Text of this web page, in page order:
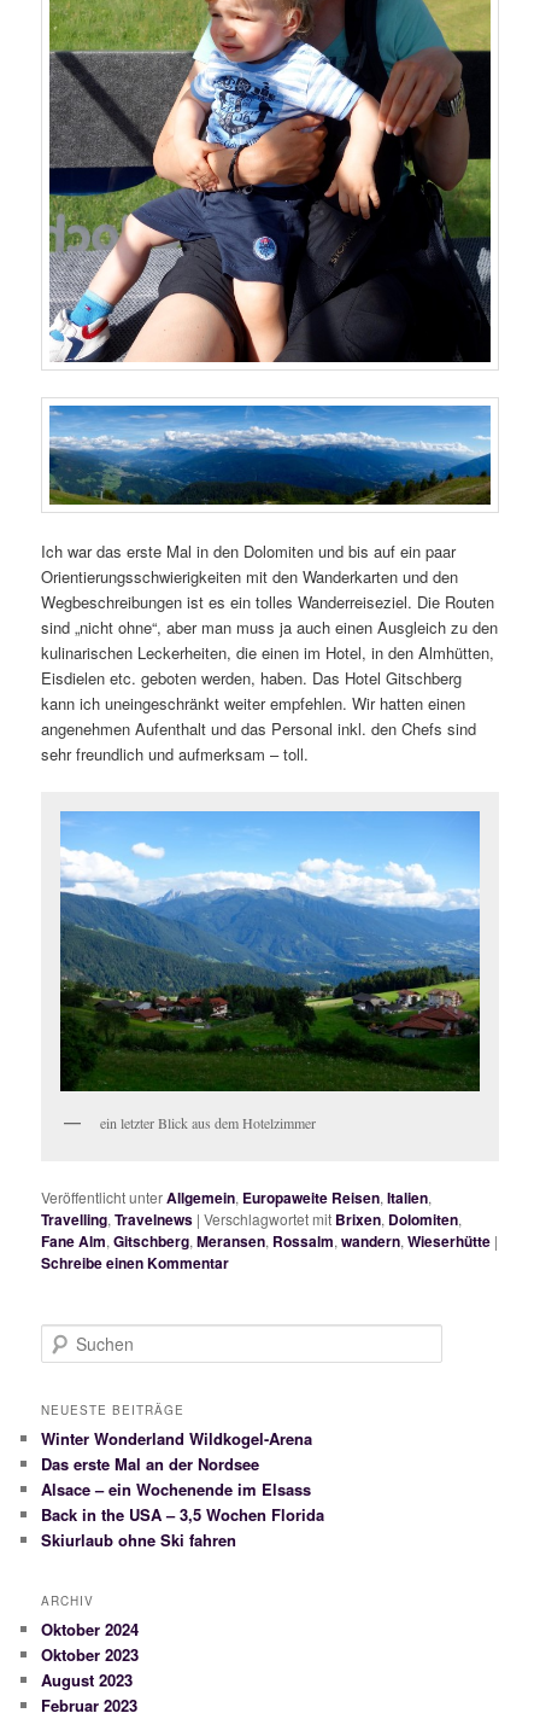
Ich war das erste Mal in den Dolomiten und bis auf ein paar
Orientierungsschwierigkeiten mit den Wanderkarten und den
Wegbeschreibungen ist es ein tolles Wanderreiseziel. Die Routen
sind „nicht ohne“, aber man muss ja auch einen Ausgleich zu den
kulinarischen Leckerheiten, die einen im Hotel, in den Almhütten,
Eisdielen etc. geboten werden, haben. Das Hotel Gitschberg
kann ich uneingeschränkt weiter empfehlen. Wir hatten einen
angenehmen Aufenthalt und das Personal inkl. den Chefs sind
sehr freundlich und aufmerksam – toll.
ein letzter Blick aus dem Hotelzimmer
Veröffentlicht unterAllgemein, Europaweite Reisen,Italien,
Travelling,Travelnews |Verschlagwortet mit Brixen, Dolomiten,
Fane Alm,Gitschberg,Meransen, Rossalm,wandern,Wieserhütte |
Schreibe einen Kommentar
u
h
n
NEUESTE BEITRÄGE
Winter Wonderland Wildkogel-Arena
Das erste Mal an der Nordsee
Alsace – ein Wochenende im Elsass
Back in the USA – 3,5 Wochen Florida
Skiurlaub ohne Ski fahren
ARCHIV
Oktober 2024
Oktober 2023
August 2023
Februar 2023